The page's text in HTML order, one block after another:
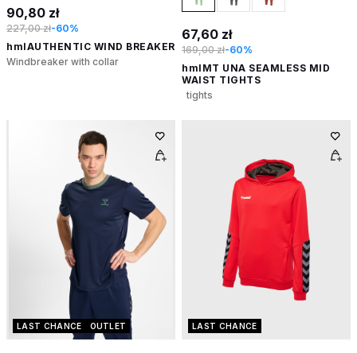
90,80 zł
227,00 zł-60%
hmlAUTHENTIC WIND BREAKER
Windbreaker with collar
67,60 zł
169,00 zł-60%
hmlMT UNA SEAMLESS MID
WAIST TIGHTS
tights
LAST CHANCE OUTLET LAST CHANCE